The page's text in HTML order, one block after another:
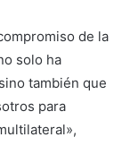
de la
solo ha
también que
para